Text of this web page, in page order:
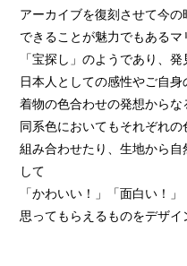
アーカイブを復刻させて今
できることが魅力でもあるマ
「宝探し」のようであり、
日本人としての感性やご自身
着物の色合わせの発想からな
同系色においてもそれぞれ
組み合わせたり、生地から
して
「かわいい！」「面白い！
思ってもらえるものをデザイ